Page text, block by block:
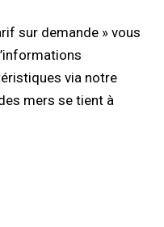
sur demande » vous
via notre
mers se tient à